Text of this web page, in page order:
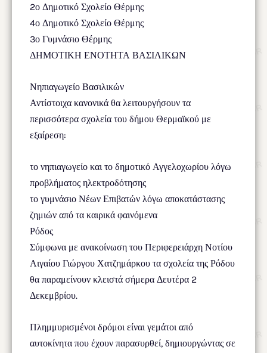
2ο Δημοτικό Σχολείο Θέρμης
4ο Δημοτικό Σχολείο Θέρμης
3ο Γυμνάσιο Θέρμης
ΔΗΜΟΤΙΚΗ ΕΝΟΤΗΤΑ ΒΑΣΙΛΙΚΩΝ
Νηπιαγωγείο Βασιλικών
Αντίστοιχα κανονικά θα λειτουργήσουν τα
περισσότερα σχολεία του δήμου Θερμαϊκού με
εξαίρεση:
το νηπιαγωγείο και το δημοτικό Αγγελοχωρίου λόγω
προβλήματος ηλεκτροδότησης
το γυμνάσιο Νέων Επιβατών λόγω αποκατάστασης
ζημιών από τα καιρικά φαινόμενα
Ρόδος
Σύμφωνα με ανακοίνωση του Περιφερειάρχη Νοτίου
Αιγαίου Γιώργου Χατζημάρκου τα σχολεία της Ρόδου
θα παραμείνουν κλειστά σήμερα Δευτέρα 2
Δεκεμβρίου.
Πλημμυρισμένοι δρόμοι είναι γεμάτοι από
αυτοκίνητα που έχουν παρασυρθεί, δημιουργώντας σε